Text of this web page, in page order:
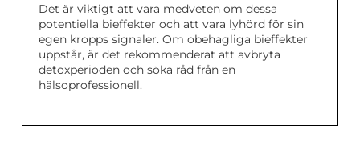
Det är viktigt att vara medveten om dessa
potentiella bieffekter och att vara lyhörd för sin
egen kropps signaler. Om obehagliga bieffekter
uppstår, är det rekommenderat att avbryta
detoxperioden och söka råd från en
hälsoprofessionell.